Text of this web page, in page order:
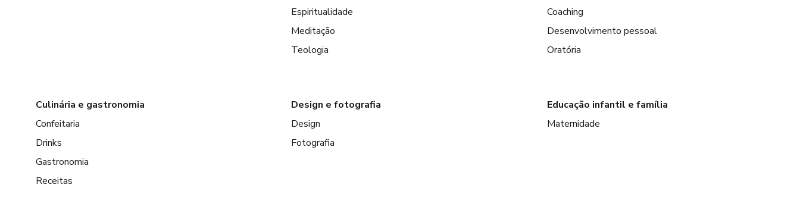
Espiritualidade
Meditação
Teologia
Coaching
Desenvolvimento pessoal
Oratória
Culinária e gastronomia
Confeitaria
Drinks
Gastronomia
Receitas
Design e fotografia
Design
Fotografia
Educação infantil e família
Maternidade